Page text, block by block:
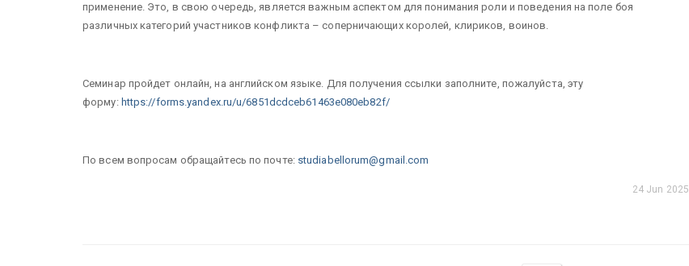
применение. Это, в свою очередь, является важным аспектом для понимания роли и поведения на поле боя
различных категорий участников конфликта – соперничающих королей, клириков, воинов.
Семинар пройдет онлайн, на английском языке. Для получения ссылки заполните, пожалуйста, эту
форму: https://forms.yandex.ru/u/6851dcdceb61463e080eb82f/
По всем вопросам обращайтесь по почте: studiabellorum@gmail.com
24 Jun 2025